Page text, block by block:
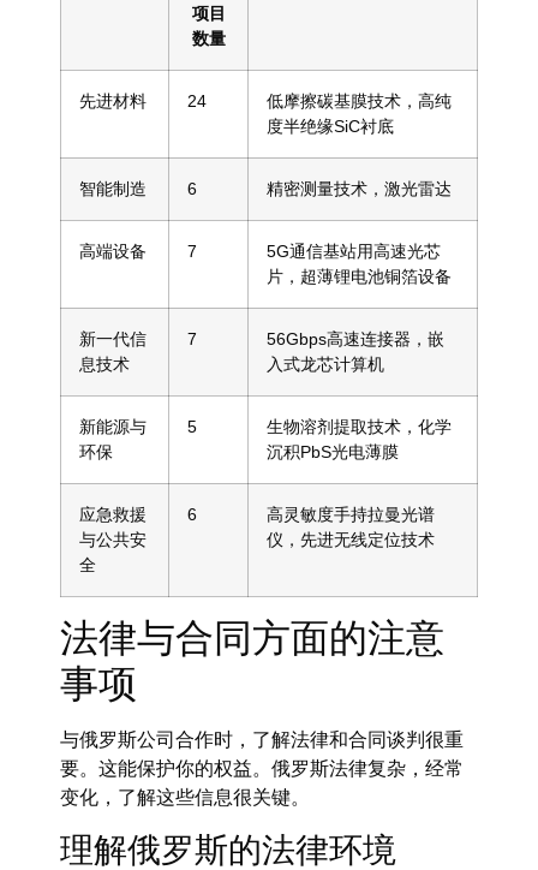
项目
数量
先进材料 24
低摩擦碳基膜技术，高纯
度半绝缘SiC衬底
智能制造 6 精密测量技术，激光雷达
高端设备 7
5G通信基站用高速光芯
片，超薄锂电池铜箔设备
新一代信
息技术
7
56Gbps高速连接器，嵌
入式龙芯计算机
新能源与
环保
5
生物溶剂提取技术，化学
沉积PbS光电薄膜
应急救援
与公共安
全
6
高灵敏度手持拉曼光谱
仪，先进无线定位技术
法律与合同方面的注意
事项
与俄罗斯公司合作时，了解法律和合同谈判很重
要。这能保护你的权益。俄罗斯法律复杂，经常
变化，了解这些信息很关键。
理解俄罗斯的法律环境